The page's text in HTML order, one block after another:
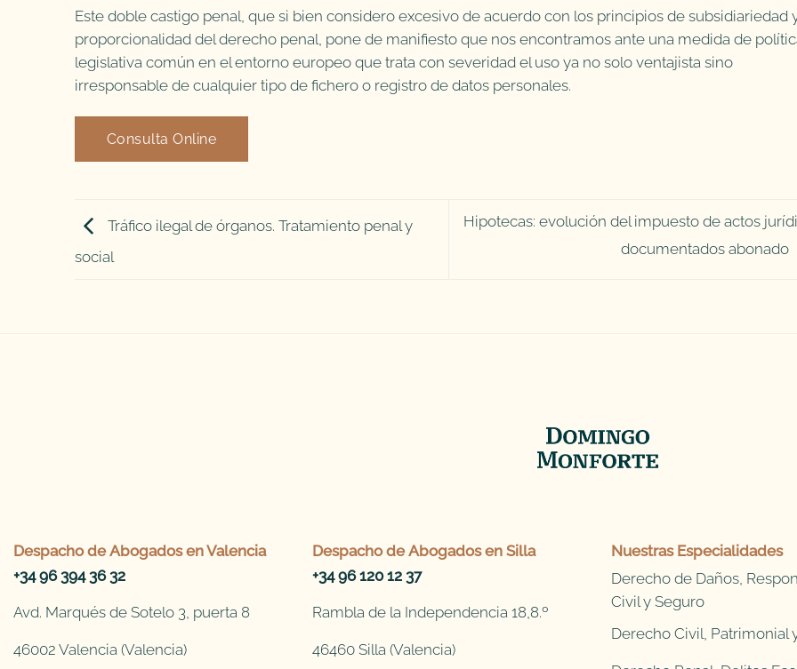
Este doble castigo penal, que si bien considero excesivo de acuerdo con los principios de subsidiariedad
proporcionalidad del derecho penal, pone de manifiesto que nos encontramos ante una medida de
legislativa común en el entorno europeo que trata con severidad el uso ya no solo ventajista sino
irresponsable de cualquier tipo de fichero o registro de datos personales.
Consulta Online
Tráfico ilegal de órganos. Tratamiento penal y
social
Hipotecas: evolución del impuesto de actos
documentados abonado
Despacho de Abogados en Valencia
+34 96 394 36 32
Avd. Marqués de Sotelo 3, puerta 8
46002 Valencia (Valencia)
Despacho de Abogados en Silla
+34 96 120 12 37
Rambla de la Independencia 18,8.º
46460 Silla (Valencia)
Nuestras Especialidades
Derecho de Daños,
Civil y Seguro
Derecho Civil, Patrimonial